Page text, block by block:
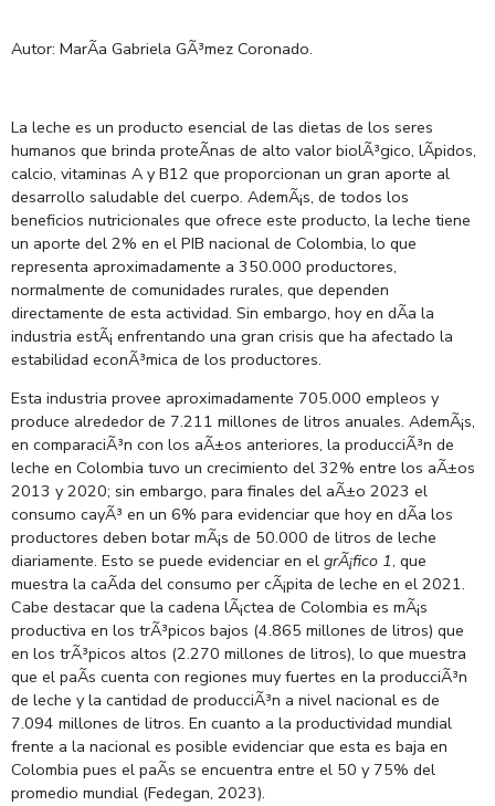
Autor: MarÃ­a Gabriela GÃ³mez Coronado.
La leche es un producto esencial de las dietas de los seres
humanos que brinda proteÃ­nas de alto valor biolÃ³gico, lÃ­pidos,
calcio, vitaminas A y B12 que proporcionan un gran aporte al
desarrollo saludable del cuerpo. AdemÃ¡s, de todos los
beneficios nutricionales que ofrece este producto, la leche tiene
un aporte del 2% en el PIB nacional de Colombia, lo que
representa aproximadamente a 350.000 productores,
normalmente de comunidades rurales, que dependen
directamente de esta actividad. Sin embargo, hoy en dÃ­a la
industria estÃ¡ enfrentando una gran crisis que ha afectado la
estabilidad econÃ³mica de los productores.
Esta industria provee aproximadamente 705.000 empleos y
produce alrededor de 7.211 millones de litros anuales. AdemÃ¡s,
en comparaciÃ³n con los aÃ±os anteriores, la producciÃ³n de
leche en Colombia tuvo un crecimiento del 32% entre los aÃ±os
2013 y 2020; sin embargo, para finales del aÃ±o 2023 el
consumo cayÃ³ en un 6% para evidenciar que hoy en dÃ­a los
productores deben botar mÃ¡s de 50.000 de litros de leche
diariamente. Esto se puede evidenciar en el grÃ¡fico 1, que
muestra la caÃ­da del consumo per cÃ¡pita de leche en el 2021.
Cabe destacar que la cadena lÃ¡ctea de Colombia es mÃ¡s
productiva en los trÃ³picos bajos (4.865 millones de litros) que
en los trÃ³picos altos (2.270 millones de litros), lo que muestra
que el paÃ­s cuenta con regiones muy fuertes en la producciÃ³n
de leche y la cantidad de producciÃ³n a nivel nacional es de
7.094 millones de litros. En cuanto a la productividad mundial
frente a la nacional es posible evidenciar que esta es baja en
Colombia pues el paÃ­s se encuentra entre el 50 y 75% del
promedio mundial (Fedegan, 2023).